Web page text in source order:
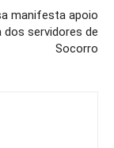
manifesta apoio
dos servidores de
Socorro